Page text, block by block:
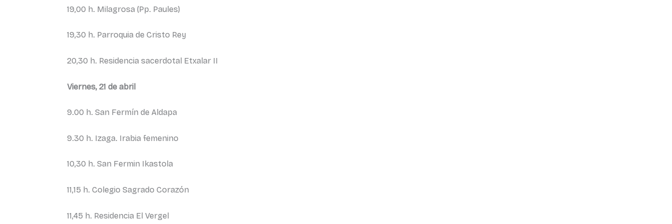
19,00 h. Milagrosa (Pp. Paules)
19,30 h. Parroquia de Cristo Rey
20,30 h. Residencia sacerdotal Etxalar II
Viernes, 21 de abril
9.00 h. San Fermín de Aldapa
9.30 h. Izaga. Irabia femenino
10,30 h. San Fermin Ikastola
11,15 h. Colegio Sagrado Corazón
11,45 h. Residencia El Vergel